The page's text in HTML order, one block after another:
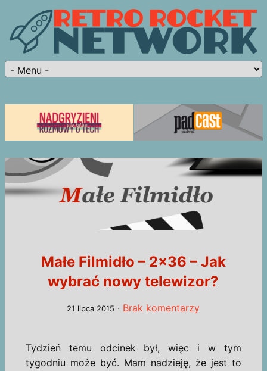
Małe Filmidło – 2×36 – Jak
wybrać nowy telewizor?
21 lipca 2015 · Brak komentarzy
Tydzień temu odcinek był, więc i w tym
tygodniu może być. Mam nadzieję, że jest to